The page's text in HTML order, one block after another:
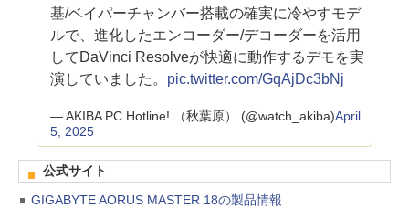
基/ベイパーチャンバー搭載の確実に冷やすモデ
ルで、進化したエンコーダー/デコーダーを活用
してDaVinci Resolveが快適に動作するデモを実
演していました。 pic.twitter.com/GqAjDc3bNj
— AKIBA PC Hotline! （秋葉原） (@watch_akiba)April
5, 2025
公式サイト
GIGABYTE AORUS MASTER 18の製品情報